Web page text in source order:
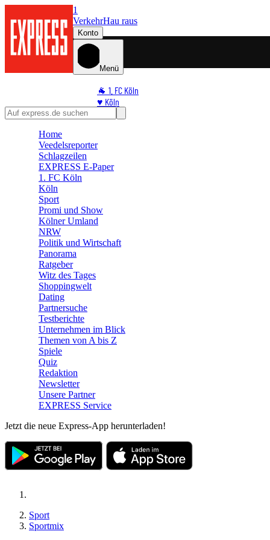
1
VerkehrHau raus
Konto
Menü
🐐 1. FC Köln
♥️ Köln
🛒 Shoppingwelt
Home
Veedelsreporter
Schlagzeilen
EXPRESS E-Paper
1. FC Köln
Köln
Sport
Promi und Show
Kölner Umland
NRW
Politik und Wirtschaft
Panorama
Ratgeber
Witz des Tages
Shoppingwelt
Dating
Partnersuche
Testberichte
Unternehmen im Blick
Themen von A bis Z
Spiele
Quiz
Redaktion
Newsletter
Unsere Partner
EXPRESS Service
Jetzt die neue Express-App herunterladen!
Sport
Sportmix